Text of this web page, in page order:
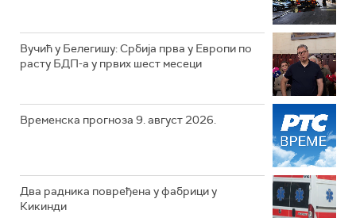
Вучић у Белегишу: Србија прва у Европи по
расту БДП-а у првих шест месеци
Временска прогноза 9. август 2026.
Два радника повређена у фабрици у
Кикинди